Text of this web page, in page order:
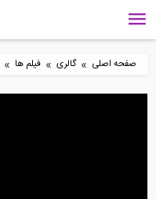
صفحه اصلی » گالری » فیلم ها »